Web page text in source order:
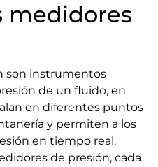
medidores
son instrumentos
de un fluido, en
en diferentes puntos
y permiten a los
en tiempo real.
de presión, cada